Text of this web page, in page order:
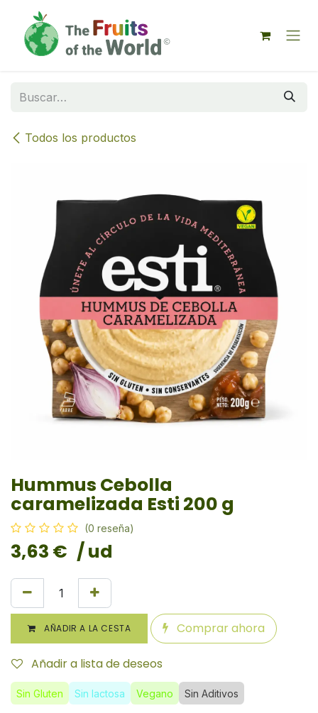
Todos los productos
Hummus Cebolla
caramelizada Esti 200 g
(0 reseña)
3,63 € / ud
AÑADIR A LA CESTA Comprar ahora
Añadir a lista de deseos
Sin Gluten Sin lactosa Vegano Sin Aditivos